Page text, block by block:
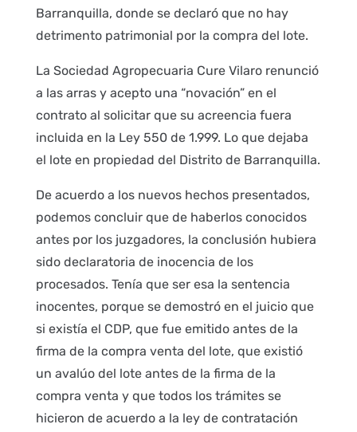
Barranquilla, donde se declaró que no hay
detrimento patrimonial por la compra del lote.
La Sociedad Agropecuaria Cure Vilaro renunció
a las arras y acepto una “novación” en el
contrato al solicitar que su acreencia fuera
incluida en la Ley 550 de 1.999. Lo que dejaba
el lote en propiedad del Distrito de Barranquilla.
De acuerdo a los nuevos hechos presentados,
podemos concluir que de haberlos conocidos
antes por los juzgadores, la conclusión hubiera
sido declaratoria de inocencia de los
procesados. Tenía que ser esa la sentencia
inocentes, porque se demostró en el juicio que
si existía el CDP, que fue emitido antes de la
firma de la compra venta del lote, que existió
un avalúo del lote antes de la firma de la
compra venta y que todos los trámites se
hicieron de acuerdo a la ley de contratación